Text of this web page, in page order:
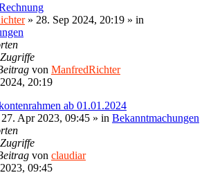
» 28. Sep 2024, 20:19 » in
Zugriffe
von ManfredRichter
20:19
ab 01.01.2024
27. Apr 2023, 09:45 » in Bekanntmachungen
Zugriffe
von claudiar
09:45